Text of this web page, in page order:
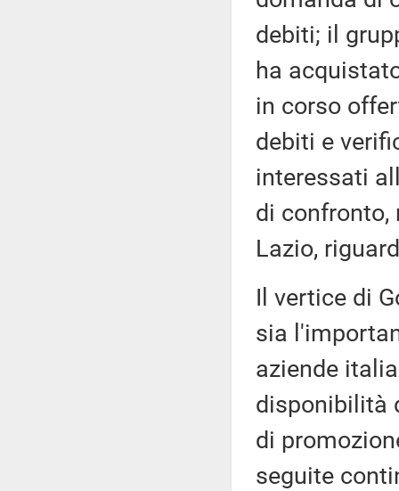
debiti; il
ha
in corso
debiti e
interessati
di confronto,
Lazio,
Il vertice di
sia
aziende
disponibilità
di
seguite